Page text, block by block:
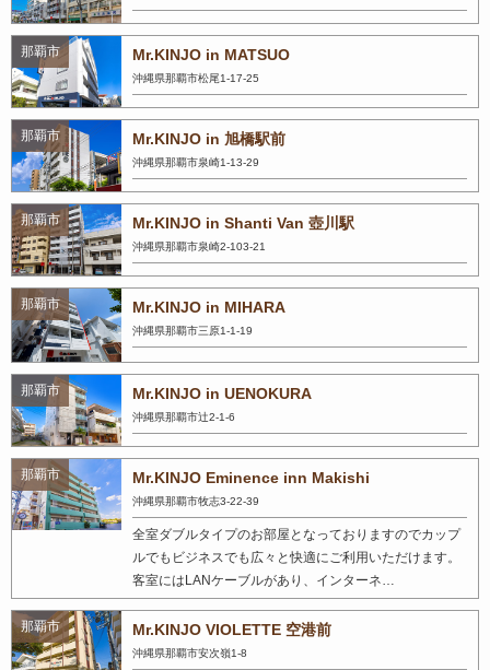
那覇市 Mr.KINJO in MATSUO
沖縄県那覇市松尾1-17-25
那覇市 Mr.KINJO in 旭橋駅前
沖縄県那覇市泉崎1-13-29
那覇市 Mr.KINJO in Shanti Van 壺川駅
沖縄県那覇市泉崎2-103-21
那覇市 Mr.KINJO in MIHARA
沖縄県那覇市三原1-1-19
那覇市 Mr.KINJO in UENOKURA
沖縄県那覇市辻2-1-6
那覇市 Mr.KINJO Eminence inn Makishi
沖縄県那覇市牧志3-22-39
全室ダブルタイプのお部屋となっておりますのでカップ
ルでもビジネスでも広々と快適にご利用いただけます。
客室にはLANケーブルがあり、インターネ…
那覇市 Mr.KINJO VIOLETTE 空港前
沖縄県那覇市安次嶺1-8